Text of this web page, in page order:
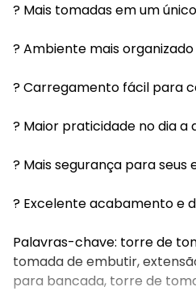
? Mais tomadas em um
? Ambiente mais
? Carregamento fácil para
? Maior praticidade no dia a
? Mais segurança para seus
? Excelente acabamento e
Palavras-chave: torre de
tomada de embutir,
para bancada, torre de